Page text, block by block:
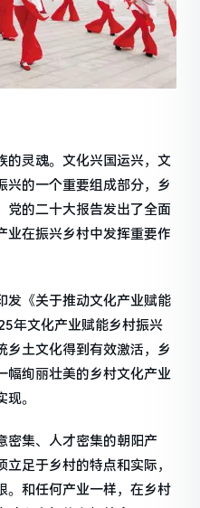
灵魂。文化兴国运兴，文
兴的一个重要组成部分，乡
党的二十大报告发出了全面
业在振兴乡村中发挥重要作
《关于推动文化产业赋能
年文化产业赋能乡村振兴
乡土文化得到有效激活，乡
幅绚丽壮美的乡村文化产业
。
集、人才密集的朝阳产
足于乡村的特点和实际，
。和任何产业一样，在乡村